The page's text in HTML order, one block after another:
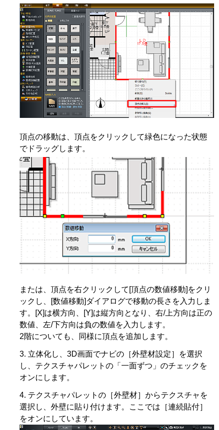
頂点の移動は、頂点をクリックして緑色になった状態
でドラッグします。
または、頂点を右クリックして[頂点の数値移動]をクリ
ックし、[数値移動]ダイアログで移動の長さを入力しま
す。[X]は横方向、[Y]は縦方向となり、右/上方向は正の
数値、左/下方向は負の数値を入力します。
2階についても、同様に頂点を追加します。
立体化し、3D画面でナビの［外壁材設定］を選択
し、テクスチャパレットの「一面ずつ」のチェックを
オンにします。
テクスチャパレットの［外壁材］からテクスチャを
選択し、外壁に貼り付けます。ここでは［連続貼付］
をオンにしています。